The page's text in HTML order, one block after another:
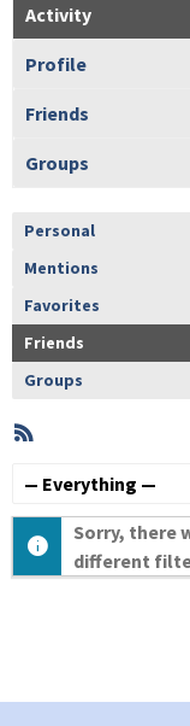
Activity
Profile
Friends
Groups
Personal
Mentions
Favorites
Friends
Groups
Member
Activities
Sorry, there
different